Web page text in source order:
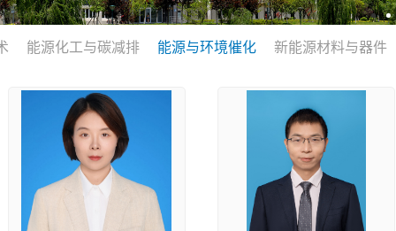
能源化工与碳减排 能源与环境催化 新能源材料与器件